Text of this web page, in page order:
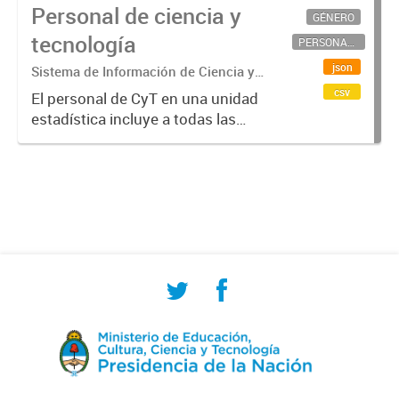
Personal de ciencia y
tecnología
Sistema de Información de Ciencia y
Tecnología Argentino (SICYTAR)
El personal de CyT en una unidad
estadística incluye a todas las
personas involucradas
GÉNERO
PERSONAL CIENTÍFICO-TECNOLÓGICO
json
csv